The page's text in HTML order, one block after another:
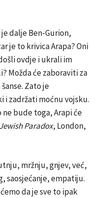
dalje Ben-Gurion,
je to krivica Arapa? Oni
ovdje i ukrali im
Možda će zaboraviti za
Zato je
i zadržati moćnu vojsku.
ne bude toga, Arapi će
Paradox, London,
mržnju, gnjev, već,
saosjećanje, empatiju.
da je sve to ipak